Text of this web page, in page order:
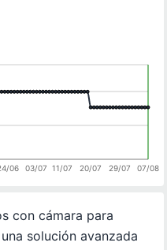
06 03/07 11/07 20/07 29/07 07/08
con cámara para
solución avanzada